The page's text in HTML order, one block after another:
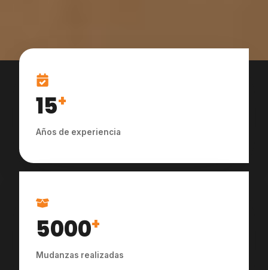
15+
Años de experiencia
5000+
Mudanzas realizadas